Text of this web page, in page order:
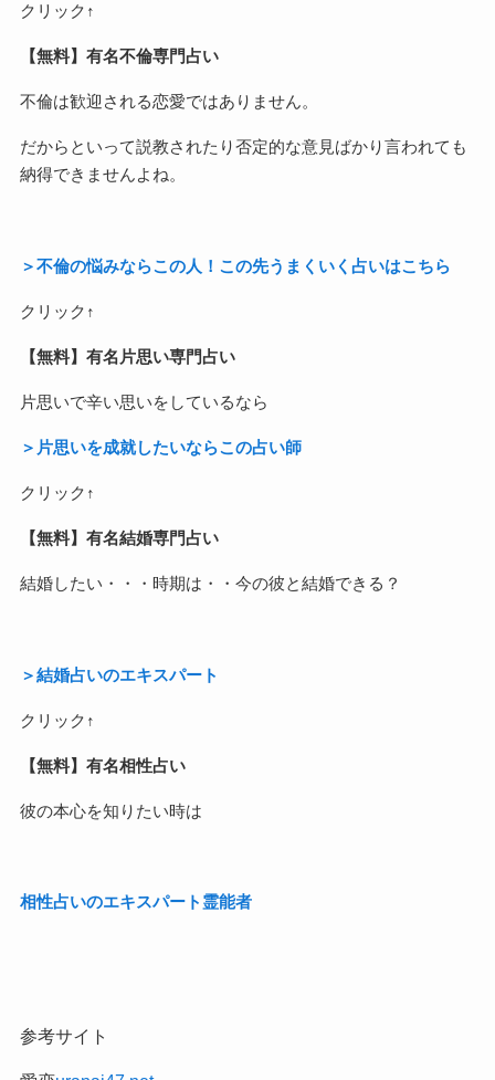
クリック↑
【無料】有名不倫専門占い
不倫は歓迎される恋愛ではありません。
だからといって説教されたり否定的な意見ばかり言われても
納得できませんよね。
＞不倫の悩みならこの人！この先うまくいく占いはこちら
クリック↑
【無料】有名片思い専門占い
片思いで辛い思いをしているなら
＞片思いを成就したいならこの占い師
クリック↑
【無料】有名結婚専門占い
結婚したい・・・時期は・・今の彼と結婚できる？
＞結婚占いのエキスパート
クリック↑
【無料】有名相性占い
彼の本心を知りたい時は
相性占いのエキスパート霊能者
参考サイト